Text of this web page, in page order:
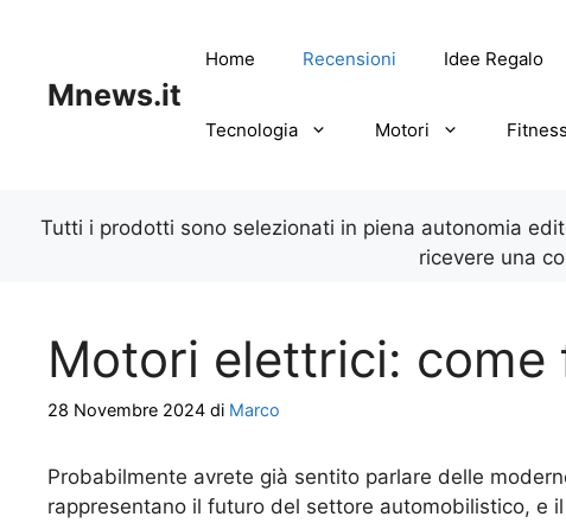
Mnews.it
Home Recensioni Idee Regalo
Tecnologia Motori Fitness
Tutti i prodotti sono selezionati in piena autonomia
ricevere una
Motori elettrici: come
28 Novembre 2024 di Marco
Probabilmente avrete già sentito parlare delle
rappresentano il futuro del settore automobilistico, e